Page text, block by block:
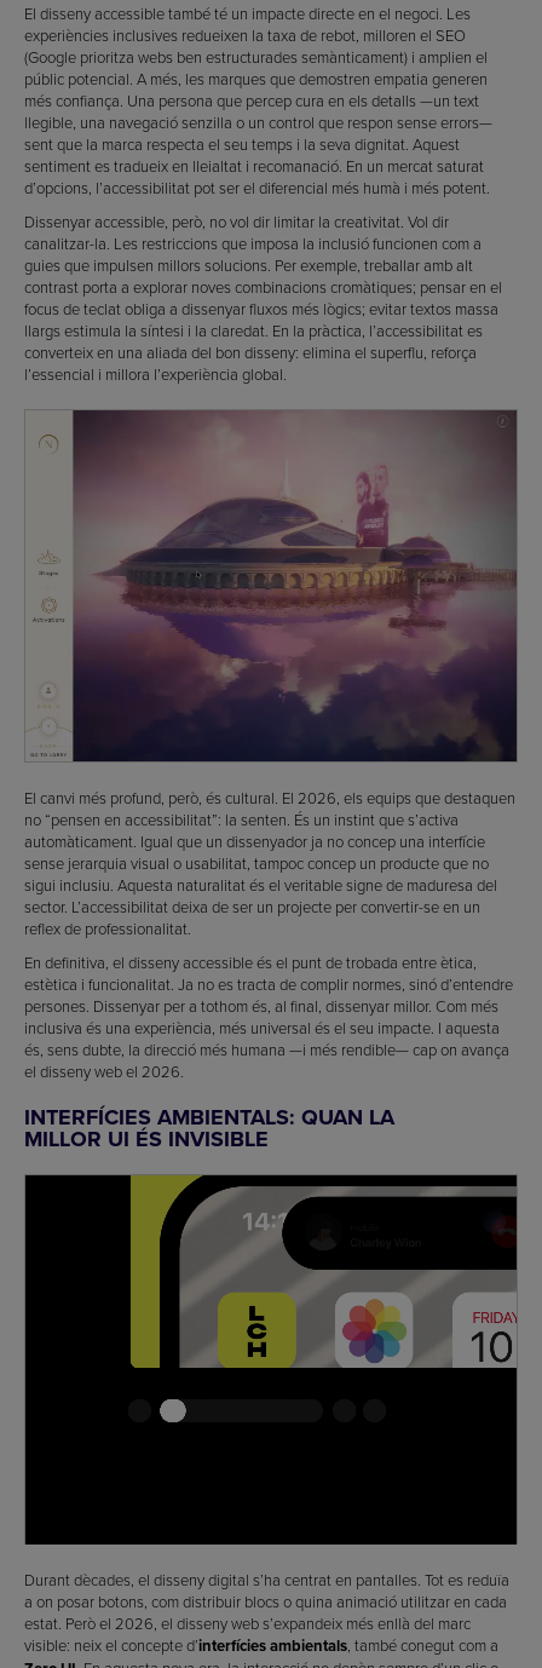
El disseny accessible també té un impacte directe en el negoci. Les
experiències inclusives redueixen la taxa de rebot, milloren el SEO
(Google prioritza webs ben estructurades semànticament) i amplien el
públic potencial. A més, les marques que demostren empatia generen
més confiança. Una persona que percep cura en els detalls —un text
llegible, una navegació senzilla o un control que respon sense errors—
sent que la marca respecta el seu temps i la seva dignitat. Aquest
sentiment es tradueix en lleialtat i recomanació. En un mercat saturat
d’opcions, l’accessibilitat pot ser el diferencial més humà i més potent.
Dissenyar accessible, però, no vol dir limitar la creativitat. Vol dir
canalitzar-la. Les restriccions que imposa la inclusió funcionen com a
guies que impulsen millors solucions. Per exemple, treballar amb alt
contrast porta a explorar noves combinacions cromàtiques; pensar en el
focus de teclat obliga a dissenyar fluxos més lògics; evitar textos massa
llargs estimula la síntesi i la claredat. En la pràctica, l’accessibilitat es
converteix en una aliada del bon disseny: elimina el superflu, reforça
l’essencial i millora l’experiència global.
El canvi més profund, però, és cultural. El 2026, els equips que destaquen
no “pensen en accessibilitat”: la senten. És un instint que s’activa
automàticament. Igual que un dissenyador ja no concep una interfície
sense jerarquia visual o usabilitat, tampoc concep un producte que no
sigui inclusiu. Aquesta naturalitat és el veritable signe de maduresa del
sector. L’accessibilitat deixa de ser un projecte per convertir-se en un
reflex de professionalitat.
En definitiva, el disseny accessible és el punt de trobada entre ètica,
estètica i funcionalitat. Ja no es tracta de complir normes, sinó d’entendre
persones. Dissenyar per a tothom és, al final, dissenyar millor. Com més
inclusiva és una experiència, més universal és el seu impacte. I aquesta
és, sens dubte, la direcció més humana —i més rendible— cap on avança
el disseny web el 2026.
INTERFÍCIES AMBIENTALS: QUAN LA
MILLOR UI ÉS INVISIBLE
Durant dècades, el disseny digital s’ha centrat en pantalles. Tot es reduïa
a on posar botons, com distribuir blocs o quina animació utilitzar en cada
estat. Però el 2026, el disseny web s’expandeix més enllà del marc
visible: neix el concepte d’interfícies ambientals, també conegut com a